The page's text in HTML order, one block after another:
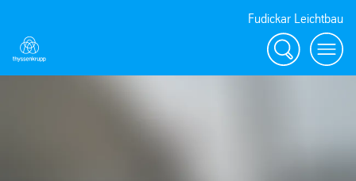
Fudickar Leichtbau
Suche
menu